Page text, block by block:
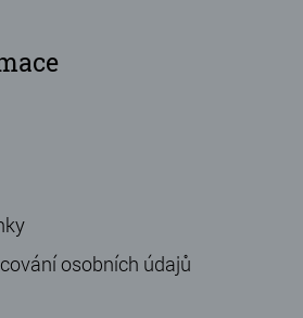
osobních údajů